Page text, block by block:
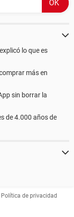
lo que es
más en
sin borrar la
de 4.000 años de
Política de privacidad